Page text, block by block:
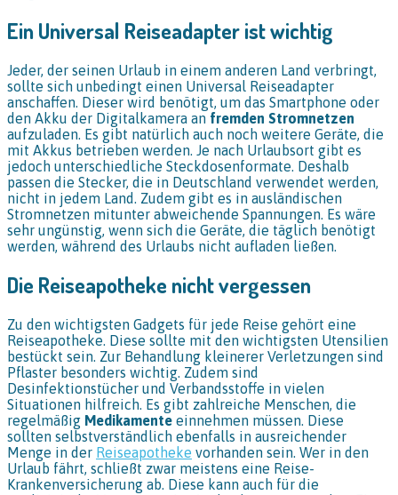
Ein Universal Reiseadapter ist wichtig
Jeder, der seinen Urlaub in einem anderen Land verbringt,
sollte sich unbedingt einen Universal Reiseadapter
anschaffen. Dieser wird benötigt, um das Smartphone oder
den Akku der Digitalkamera an fremden Stromnetzen
aufzuladen. Es gibt natürlich auch noch weitere Geräte, die
mit Akkus betrieben werden. Je nach Urlaubsort gibt es
jedoch unterschiedliche Steckdosenformate. Deshalb
passen die Stecker, die in Deutschland verwendet werden,
nicht in jedem Land. Zudem gibt es in ausländischen
Stromnetzen mitunter abweichende Spannungen. Es wäre
sehr ungünstig, wenn sich die Geräte, die täglich benötigt
werden, während des Urlaubs nicht aufladen ließen.
Die Reiseapotheke nicht vergessen
Zu den wichtigsten Gadgets für jede Reise gehört eine
Reiseapotheke. Diese sollte mit den wichtigsten Utensilien
bestückt sein. Zur Behandlung kleinerer Verletzungen sind
Pflaster besonders wichtig. Zudem sind
Desinfektionstücher und Verbandsstoffe in vielen
Situationen hilfreich. Es gibt zahlreiche Menschen, die
regelmäßig Medikamente einnehmen müssen. Diese
sollten selbstverständlich ebenfalls in ausreichender
Menge in der Reiseapotheke vorhanden sein. Wer in den
Urlaub fährt, schließt zwar meistens eine Reise-
Krankenversicherung ab. Diese kann auch für die